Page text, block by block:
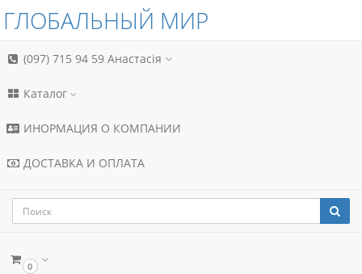
ГЛОБАЛЬНЫЙ МИР
(097) 715 94 59 Анастасія
Каталог
ИНОРМАЦИЯ О КОМПАНИИ
ДОСТАВКА И ОПЛАТА
0